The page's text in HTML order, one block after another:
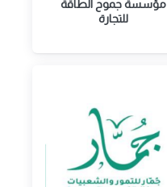
مؤسسة جموح الطاقة
للتجارة